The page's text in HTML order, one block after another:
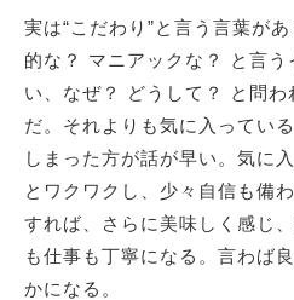
実は“こだわり”と言う言葉が
的な？ マニアックな？ と言う
い、なぜ？ どうして？ と問
だ。それよりも気に入って
しまった方が話が早い。気に
とワクワクし、少々自信も備
すれば、さらに美味しく感じ
も仕事も丁寧になる。言わば
かになる。
サイトマ